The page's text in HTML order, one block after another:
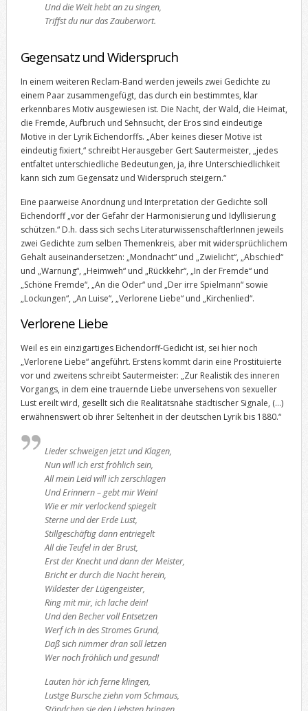
Und die Welt hebt an zu singen,
Triffst du nur das Zauberwort.
Gegensatz und Widerspruch
In einem weiteren Reclam-Band werden jeweils zwei Gedichte zu
einem Paar zusammengefügt, das durch ein bestimmtes, klar
erkennbares Motiv ausgewiesen ist. Die Nacht, der Wald, die Heimat,
die Fremde, Aufbruch und Sehnsucht, der Eros sind eindeutige
Motive in der Lyrik Eichendorffs. „Aber keines dieser Motive ist
eindeutig fixiert,“ schreibt Herausgeber Gert Sautermeister, „jedes
entfaltet unterschiedliche Bedeutungen, ja, ihre Unterschiedlichkeit
kann sich zum Gegensatz und Widerspruch steigern.“
Eine paarweise Anordnung und Interpretation der Gedichte soll
Eichendorff „vor der Gefahr der Harmonisierung und Idyllisierung
schützen.“ D.h. dass sich sechs LiteraturwissenschaftlerInnen jeweils
zwei Gedichte zum selben Themenkreis, aber mit widersprüchlichem
Gehalt auseinandersetzen: „Mondnacht“ und „Zwielicht“, „Abschied“
und „Warnung“, „Heimweh“ und „Rückkehr“, „In der Fremde“ und
„Schöne Fremde“, „An die Oder“ und „Der irre Spielmann“ sowie
„Lockungen“, „An Luise“, „Verlorene Liebe“ und „Kirchenlied“.
Verlorene Liebe
Weil es ein einzigartiges Eichendorff-Gedicht ist, sei hier noch
„Verlorene Liebe“ angeführt. Erstens kommt darin eine Prostituierte
vor und zweitens schreibt Sautermeister: „Zur Realistik des inneren
Vorgangs, in dem eine trauernde Liebe unversehens von sexueller
Lust ereilt wird, gesellt sich die Realitätsnähe städtischer Signale, (…)
erwähnenswert ob ihrer Seltenheit in der deutschen Lyrik bis 1880.“
Lieder schweigen jetzt und Klagen,
Nun will ich erst fröhlich sein,
All mein Leid will ich zerschlagen
Und Erinnern – gebt mir Wein!
Wie er mir verlockend spiegelt
Sterne und der Erde Lust,
Stillgeschäftig dann entriegelt
All die Teufel in der Brust,
Erst der Knecht und dann der Meister,
Bricht er durch die Nacht herein,
Wildester der Lügengeister,
Ring mit mir, ich lache dein!
Und den Becher voll Entsetzen
Werf ich in des Stromes Grund,
Daß sich nimmer dran soll letzen
Wer noch fröhlich und gesund!
Lauten hör ich ferne klingen,
Lustge Bursche ziehn vom Schmaus,